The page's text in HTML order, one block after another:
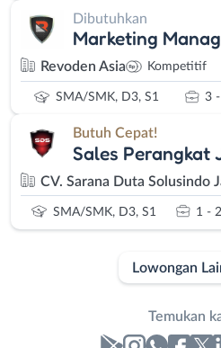
Dibutuhkan
Marketing
Revoden Asia Kompetitif
SMA/SMK, D3, S1 3 -
Butuh Cepat!
Sales Perangkat
CV. Sarana Duta Solusindo
SMA/SMK, D3, S1 1 -
Lowongan
Temukan